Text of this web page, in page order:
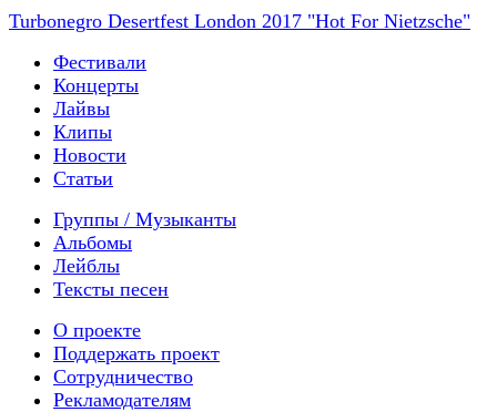
Turbonegro Desertfest London 2017 "Hot For Nietzsche"
Фестивали
Концерты
Лайвы
Клипы
Новости
Статьи
Группы / Музыканты
Альбомы
Лейблы
Тексты песен
О проекте
Поддержать проект
Сотрудничество
Рекламодателям